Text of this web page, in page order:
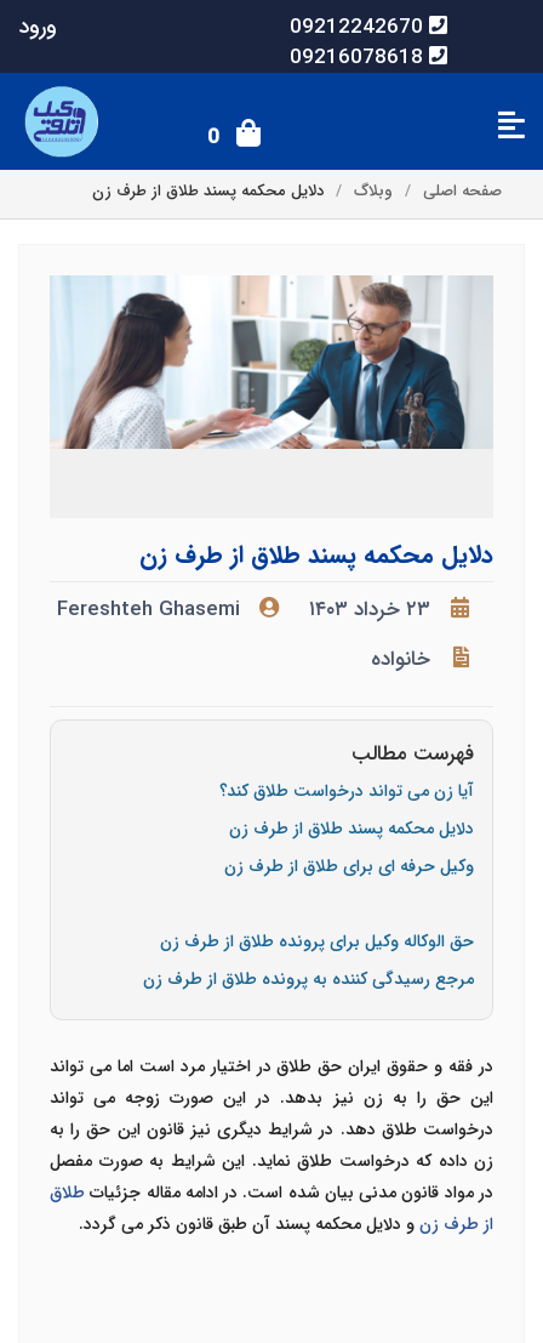
09212242670
09216078618
ورود
0
صفحه اصلی وبلاگ دلایل محکمه پسند طلاق از طرف زن
دلایل محکمه پسند طلاق از طرف زن
۲۳ خرداد ۱۴۰۳
Fereshteh Ghasemi
خانواده
فهرست مطالب
آیا زن می تواند درخواست طلاق کند؟
دلایل محکمه پسند طلاق از طرف زن
وکیل حرفه ای برای طلاق از طرف زن
حق الوکاله وکیل برای پرونده طلاق از طرف زن
مرجع رسیدگی کننده به پرونده طلاق از طرف زن
در فقه و حقوق ایران حق طلاق در اختیار مرد است اما می تواند
این حق را به زن نیز بدهد. در این صورت زوجه می تواند
درخواست طلاق دهد. در شرایط دیگری نیز قانون این حق را به
زن داده که درخواست طلاق نماید. این شرایط به صورت مفصل
در مواد قانون مدنی بیان شده است. در ادامه مقاله جزئیات طلاق
از طرف زنو دلایل محکمه پسند آن طبق قانون ذکر می گردد.